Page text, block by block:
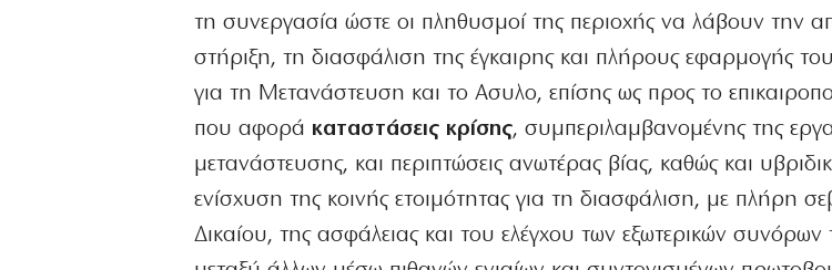
τη συνεργασία ώστε οι πληθυσμοί της περιοχής να λάβουν την
στήριξη, τη διασφάλιση της έγκαιρης και πλήρους εφαρμογής
για τη Μετανάστευση και το Ασυλο, επίσης ως προς το
που αφορά καταστάσεις κρίσης, συμπεριλαμβανομένης της
μετανάστευσης, και περιπτώσεις ανωτέρας βίας, καθώς και
ενίσχυση της κοινής ετοιμότητας για τη διασφάλιση, με πλήρη
Δικαίου, της ασφάλειας και του ελέγχου των εξωτερικών